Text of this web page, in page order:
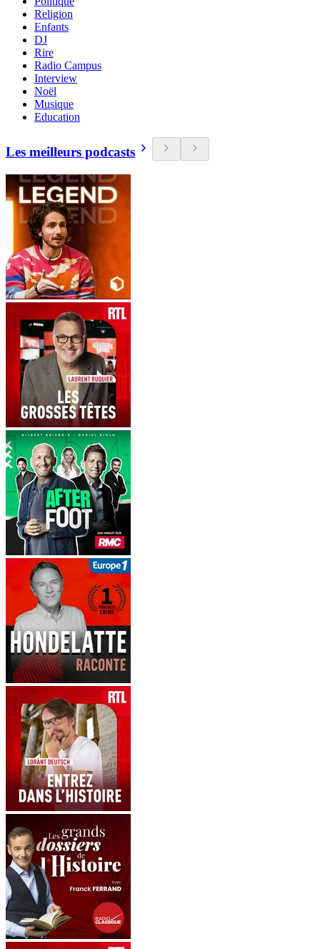
Religion
Enfants
DJ
Rire
Radio Campus
Interview
Noël
Musique
Education
Les meilleurs podcasts